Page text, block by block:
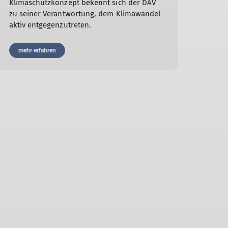
Klimaschutzkonzept bekennt sich der DAV
zu seiner Verantwortung, dem Klimawandel
aktiv entgegenzutreten.
mehr erfahren